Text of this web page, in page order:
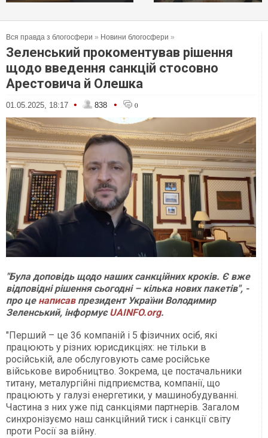
Вся правда з блогосфери » Новини блогосфери »
Зеленський прокоментував рішення
щодо введення санкцій стосовно
Арестовича й Олешка
01.05.2025, 18:17 • 838 • 0
"Була доповідь щодо наших санкційних кроків. Є вже
відповідні рішення сьогодні – кілька нових пакетів", -
про це написавпрезидент України Володимир
Зеленський, інформуєUAINFO.org.
"Перший – це 36 компаній і 5 фізичних осіб, які
працюють у різних юрисдикціях: не тільки в
російській, але обслуговують саме російське
військове виробництво. Зокрема, це постачальники
титану, металургійні підприємства, компанії, що
працюють у галузі енергетики, у машинобудуванні.
Частина з них уже під санкціями партнерів. Загалом
синхронізуємо наш санкційний тиск і санкції світу
проти Росії за війну.